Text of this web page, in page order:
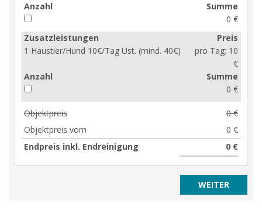
Anzahl
Summe
0 €
Zusatzleistungen
1 Haustier/Hund 10€/Tag Ust. (mind. 40€)
Preis
pro Tag: 10
€
Anzahl
Summe
0 €
Objektpreis
0 €
Objektpreis vom
0 €
Endpreis inkl. Endreinigung
0 €